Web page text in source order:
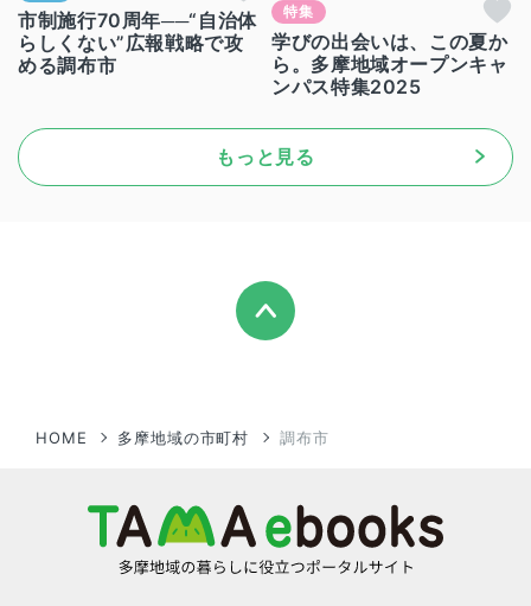
市制施行70周年──“自治体
らしくない”広報戦略で攻
める調布市
特集
学びの出会いは、この夏か
ら。多摩地域オープンキャ
ンパス特集2025
もっと見る
HOME 多摩地域の市町村 調布市